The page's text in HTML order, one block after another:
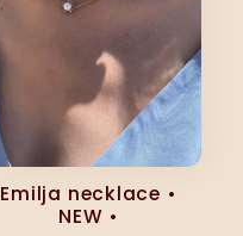
Emilja necklace •
NEW •